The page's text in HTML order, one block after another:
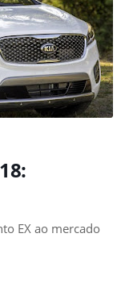
EX ao mercado